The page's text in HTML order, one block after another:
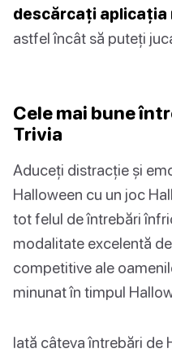
descărcați aplicația
astfel încât să puteți
Cele mai bune
Trivia
Aduceți distracție și
Halloween cu un joc
tot felul de întrebări
modalitate excelentă
competitive ale
minunat în timpul
Iată câteva întrebări de